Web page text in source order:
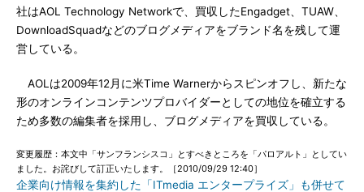
社はAOL Technology Networkで、買収したEngadget、TUAW、
DownloadSquadなどのブログメディアをブランド名を残して運
営している。
AOLは2009年12月に米Time Warnerからスピンオフし、新たな
形のオンラインコンテンツプロバイダーとしての地位を確立する
ため多数の編集者を採用し、ブログメディアを買収している。
変更履歴：本文中「サンフランシスコ」とすべきところを「パロアルト」としてい
ました。お詫びして訂正いたします。［2010/09/29 12:40］
企業向け情報を集約した「ITmedia エンタープライズ」も併せて